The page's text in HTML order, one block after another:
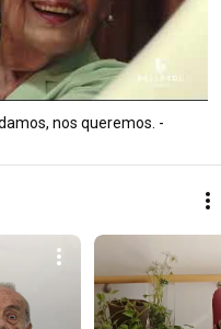
nos queremos. -